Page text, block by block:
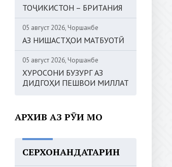
ТОҶИКИСТОН – БРИТАНИЯ
05 август 2026, Чоршанбе
АЗ НИШАСТҲОИ МАТБУОТӢ
05 август 2026, Чоршанбе
ХУРОСОНИ БУЗУРГ АЗ
ДИДГОҲИ ПЕШВОИ МИЛЛАТ
АРХИВ АЗ РӮИ МОҲ
СЕРХОНАНДАТАРИН